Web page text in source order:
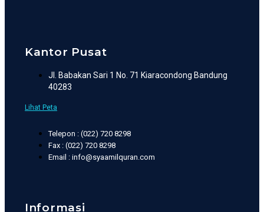
Kantor Pusat
Jl. Babakan Sari 1 No. 71 Kiaracondong Bandung
40283
Lihat Peta
Telepon : (022) 720 8298
Fax : (022) 720 8298
Email : info@syaamilquran.com
Informasi